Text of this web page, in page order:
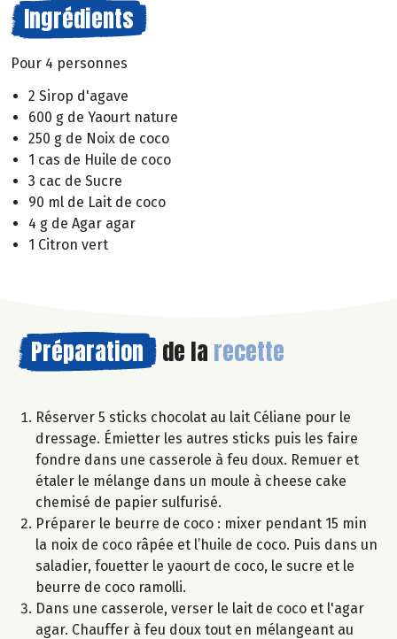
Ingrédients
Pour 4 personnes
2 Sirop d'agave
600 g de Yaourt nature
250 g de Noix de coco
1 cas de Huile de coco
3 cac de Sucre
90 ml de Lait de coco
4 g de Agar agar
1 Citron vert
Préparation de la recette
Réserver 5 sticks chocolat au lait Céliane pour le
dressage. Émietter les autres sticks puis les faire
fondre dans une casserole à feu doux. Remuer et
étaler le mélange dans un moule à cheese cake
chemisé de papier sulfurisé.
Préparer le beurre de coco : mixer pendant 15 min
la noix de coco râpée et l’huile de coco. Puis dans un
saladier, fouetter le yaourt de coco, le sucre et le
beurre de coco ramolli.
Dans une casserole, verser le lait de coco et l'agar
agar. Chauffer à feu doux tout en mélangeant au